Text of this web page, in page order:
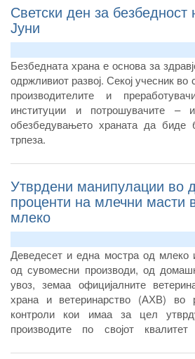
Светски ден за безбедност
Јуни
Безбедната храна е основа за
одржливиот развој. Секој учесник во
производителите и
институции и потрошувачите –
обезбедувањето храната да
трпеза.
Утврдени манипулации во
проценти на млечни масти
млеко
Деведесет и една мостра од млеко
од сувомесни производи, од
увоз, земаа официјалните
храна и ветеринарство (АХВ) во
контроли кои имаа за цел
производите по својот